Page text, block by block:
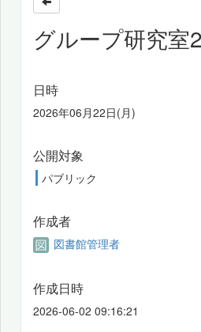
グループ研究室
日時
2026年06月22日(月)
公開対象
パブリック
作成者
図書館管理者
作成日時
2026-06-02 09:16:21